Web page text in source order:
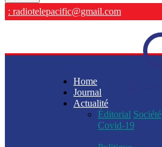
: radiotelepacific@gmail.com
Home
Journal
Actualité
Éditorial Société
Covid-19